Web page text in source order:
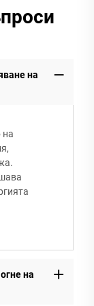
на
на
на